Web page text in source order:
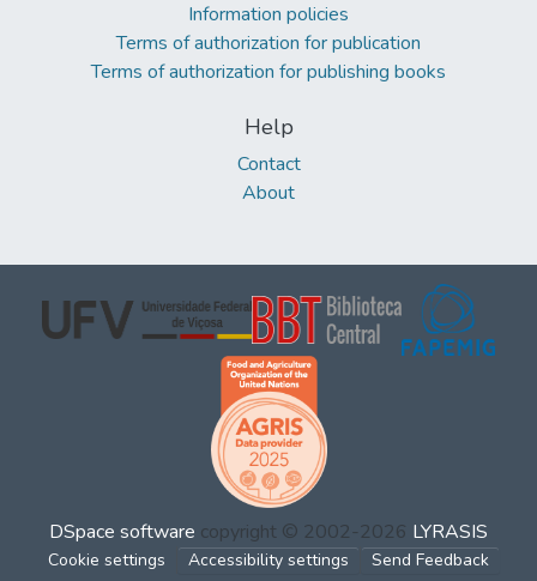
Information policies
Terms of authorization for publication
Terms of authorization for publishing books
Help
Contact
About
DSpace software copyright © 2002-2026 LYRASIS
Cookie settings Accessibility settings Send Feedback